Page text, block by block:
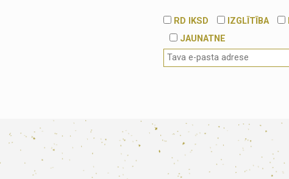
RD IKSD IZGLĪTĪBA
JAUNATNE